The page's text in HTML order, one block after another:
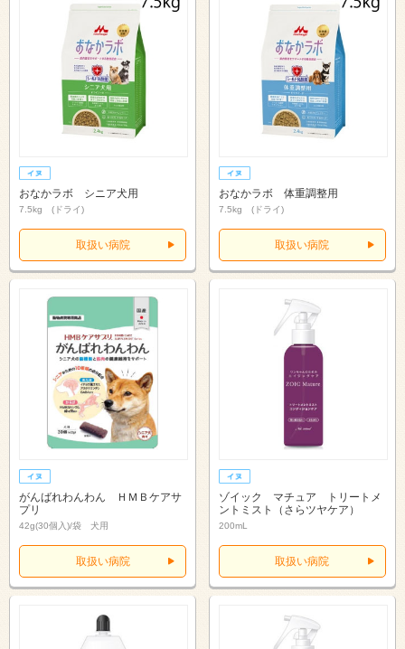
おなかラボ シニア犬用
7.5kg (ドライ)
取扱い病院
おなかラボ 体重調整用
7.5kg (ドライ)
取扱い病院
がんばれわんわん ＨＭＢケアサ
プリ
42g(30個入)/袋 犬用
取扱い病院
ゾイック マチュア トリートメ
ントミスト（さらツヤケア）
200mL
取扱い病院